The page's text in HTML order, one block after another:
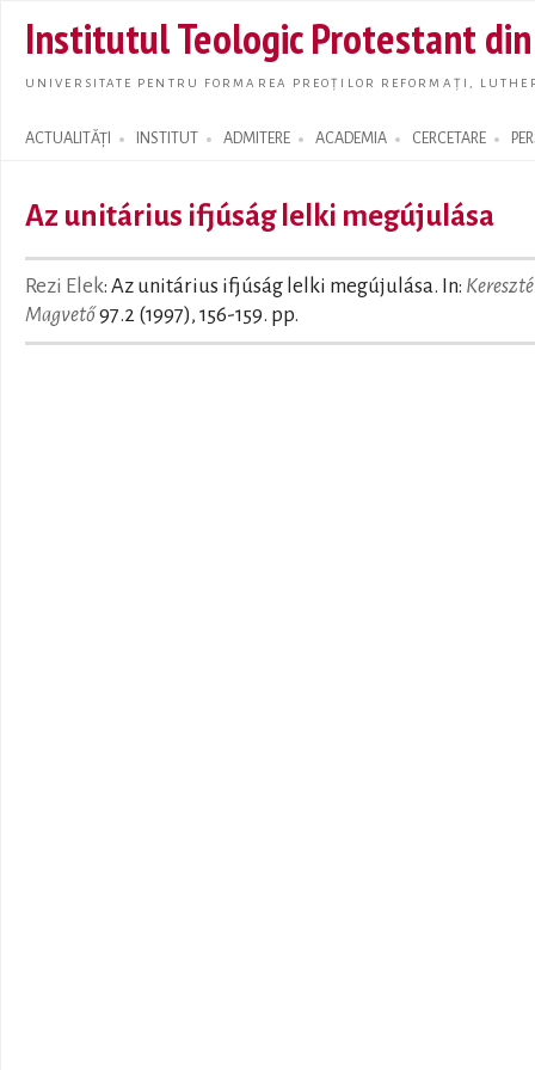
main
Institutul Teologic Protestant
UNIVERSITATE PENTRU FORMAREA PREOȚILOR REFORMAȚI,
ACTUALITĂȚI INSTITUT ADMITERE ACADEMIA CERCETARE
Search form
Az unitárius ifjúság lelki megújulása
Rezi Elek: Az unitárius ifjúság lelki megújulása. In:
Magvető97.2 (1997), 156-159. pp.